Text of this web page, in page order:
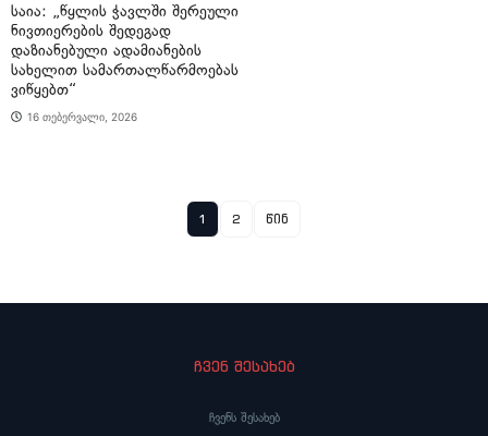
საია: „წყლის ჭავლში შერეული
ნივთიერების შედეგად
დაზიანებული ადამიანების
სახელით სამართალწარმოებას
ვიწყებთ“
16 თებერვალი, 2026
1 2 წინ
ჩვენ შესახებ
ჩვენს შესახებ